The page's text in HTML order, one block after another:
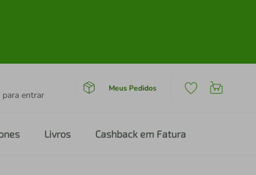
para entrar
Meus Pedidos
Livros Cashback em Fatura